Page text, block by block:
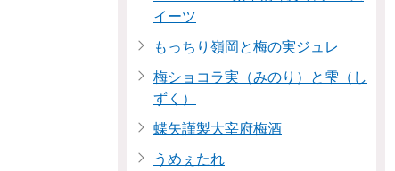
イーツ
もっちり嶺岡と梅の実ジュレ
梅ショコラ実（みのり）と雫（し
ずく）
蝶矢謹製大宰府梅酒
うめぇたれ